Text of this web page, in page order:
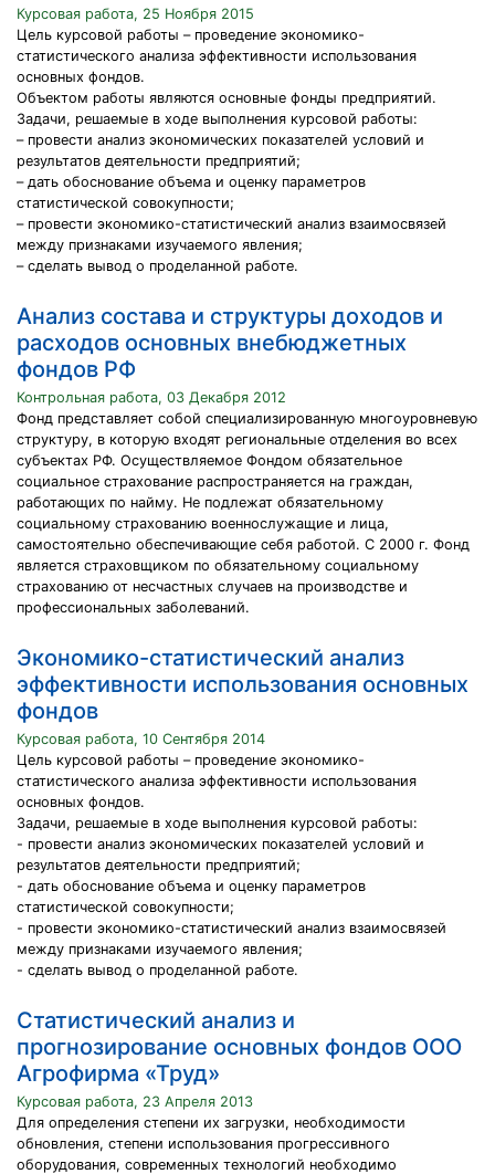
Курсовая работа, 25 Ноября 2015
Цель курсовой работы – проведение экономико-
статистического анализа эффективности использования
основных фондов.
Объектом работы являются основные фонды предприятий.
Задачи, решаемые в ходе выполнения курсовой работы:
– провести анализ экономических показателей условий и
результатов деятельности предприятий;
– дать обоснование объема и оценку параметров
статистической совокупности;
– провести экономико-статистический анализ взаимосвязей
между признаками изучаемого явления;
– сделать вывод о проделанной работе.
Анализ состава и структуры доходов и
расходов основных внебюджетных
фондов РФ
Контрольная работа, 03 Декабря 2012
Фонд представляет собой специализированную многоуровневую
структуру, в которую входят региональные отделения во всех
субъектах РФ. Осуществляемое Фондом обязательное
социальное страхование распространяется на граждан,
работающих по найму. Не подлежат обязательному
социальному страхованию военнослужащие и лица,
самостоятельно обеспечивающие себя работой. С 2000 г. Фонд
является страховщиком по обязательному социальному
страхованию от несчастных случаев на производстве и
профессиональных заболеваний.
Экономико-статистический анализ
эффективности использования основных
фондов
Курсовая работа, 10 Сентября 2014
Цель курсовой работы – проведение экономико-
статистического анализа эффективности использования
основных фондов.
Задачи, решаемые в ходе выполнения курсовой работы:
- провести анализ экономических показателей условий и
результатов деятельности предприятий;
- дать обоснование объема и оценку параметров
статистической совокупности;
- провести экономико-статистический анализ взаимосвязей
между признаками изучаемого явления;
- сделать вывод о проделанной работе.
Статистический анализ и
прогнозирование основных фондов ООО
Агрофирма «Труд»
Курсовая работа, 23 Апреля 2013
Для определения степени их загрузки, необходимости
обновления, степени использования прогрессивного
оборудования, современных технологий необходимо